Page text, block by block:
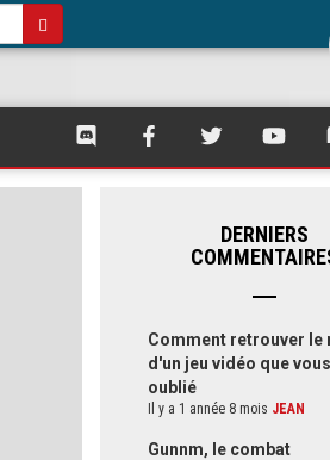
SQUARE
SQUARE SQUARE
DERNIERS
Comment retrouver le
d'un jeu vidéo que
oublié
Il y a 1 année 8 mois JEAN
Gunnm, le combat